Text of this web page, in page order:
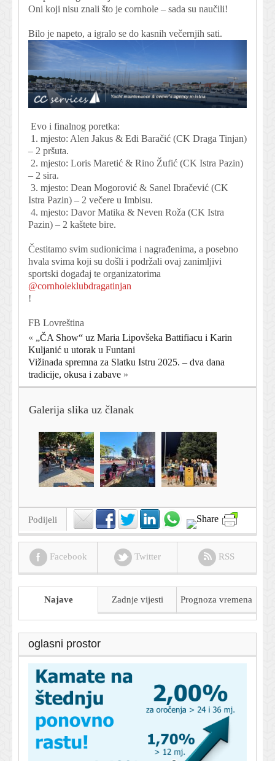
Oni koji nisu znali što je cornhole – sada su naučili!
Bilo je napeto, a igralo se do kasnih večernjih sati.
Evo i finalnog poretka:
1. mjesto: Alen Jakus & Edi Baračić (CK Draga Tinjan)
– 2 pršuta.
2. mjesto: Loris Maretić & Rino Žufić (CK Istra Pazin)
– 2 sira.
3. mjesto: Dean Mogorović & Sanel Ibračević (CK
Istra Pazin) – 2 večere u Imbisu.
4. mjesto: Davor Matika & Neven Roža (CK Istra
Pazin) – 2 kaštete bire.
Čestitamo svim sudionicima i nagrađenima, a posebno
hvala svima koji su došli i podržali ovaj zanimljivi
sportski događaj te organizatorima
@cornholeklubdragatinjan
!
FB Lovreština
« „ČA Show“ uz Maria Lipovšeka Battifiacu i Karin
Kuljanić u utorak u Funtani
Vižinada spremna za Slatku Istru 2025. – dva dana
tradicije, okusa i zabave »
Galerija slika uz članak
Podijeli
Facebook Twitter RSS
Najave Zadnje vijesti Prognoza vremena
oglasni prostor